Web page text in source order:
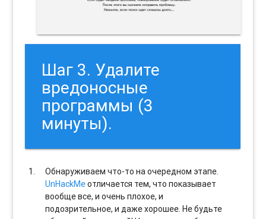
Шаг 3. Удалите
вредоносные
программы (3
минуты).
Обнаруживаем что-то на очередном этапе.
UnHackMeотличается тем, что показывает
вообще все, и очень плохое, и
подозрительное, и даже хорошее. Не будьте